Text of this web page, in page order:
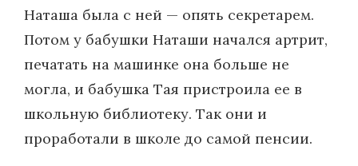
Наташа была с ней — опять секретарем.
Потом у бабушки Наташи начался артрит,
печатать на машинке она больше не
могла, и бабушка Тая пристроила ее в
школьную библиотеку. Так они и
проработали в школе до самой пенсии.